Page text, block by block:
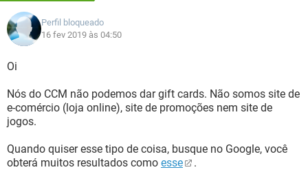
Perfil bloqueado
16 fev 2019 às 04:50
Oi
Nós do CCM não podemos dar gift cards. Não somos site de
e-comércio (loja online), site de promoções nem site de
jogos.
Quando quiser esse tipo de coisa, busque no Google, você
obterá muitos resultados como esse .